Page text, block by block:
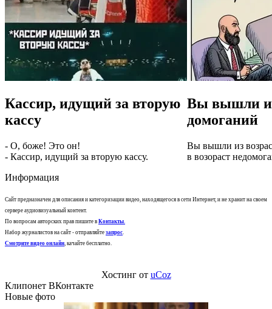
Кассир, идущий за вторую
кассу
- О, боже! Это он!
- Кассир, идущий за вторую кассу.
Вы вышли
домоганий
Вы вышли из
в возораст
Информация
Сайт предназначен для описания и категоризации видео, находящегося в сети Интернет, и не хранит на своем
сервере аудиовизуальный контент.
По вопросам авторских прав пишите в Контакты.
Набор журналистов на сайт - отправляйте запрос.
Смотрите видео онлайн, качайте бесплатно.
Хостинг от uCoz
Клипонет ВКонтакте
Новые фото